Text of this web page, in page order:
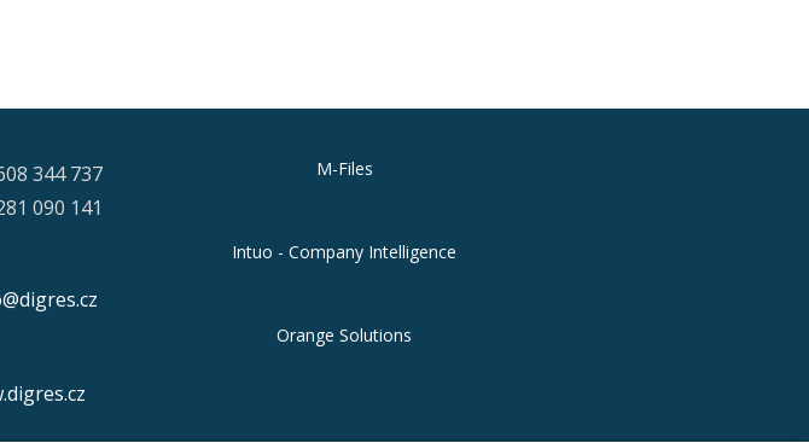
344 737
090 141
M-Files
Intuo - Company Intelligence
Orange Solutions